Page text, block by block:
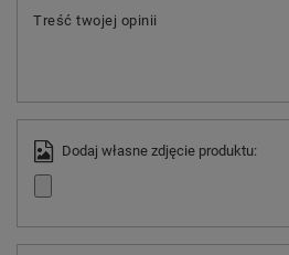
Treść twojej opinii
Dodaj własne zdjęcie produktu: